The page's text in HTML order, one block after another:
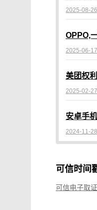
2025-08-
OPPO,
2025-06-
美团权
2025-02-
安卓手
2024-11-
可信时间
可信电子取证